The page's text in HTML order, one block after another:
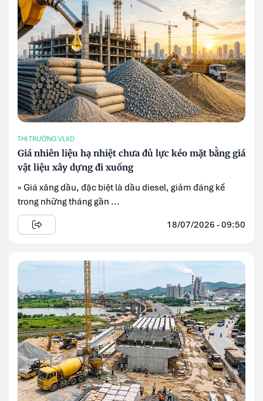
THỊ TRƯỜNG VLXD
Giá nhiên liệu hạ nhiệt chưa đủ lực kéo mặt bằng giá
vật liệu xây dựng đi xuống
» Giá xăng dầu, đặc biệt là dầu diesel, giảm đáng kể
trong những tháng gần ...
18/07/2026 - 09:50